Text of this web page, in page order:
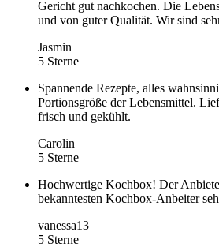
Gericht gut nachkochen. Die
und von guter Qualität. Wir sind
Jasmin
5 Sterne
Spannende Rezepte, alles
Portionsgröße der Lebensmittel.
frisch und gekühlt.
Carolin
5 Sterne
Hochwertige Kochbox! Der
bekanntesten Kochbox-Anbeiter
vanessa13
5 Sterne